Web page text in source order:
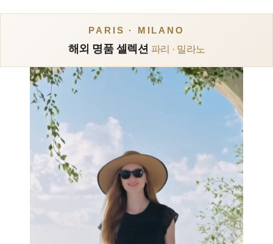
PARIS · MILANO
해외 명품 셀렉션 파리 · 밀라노